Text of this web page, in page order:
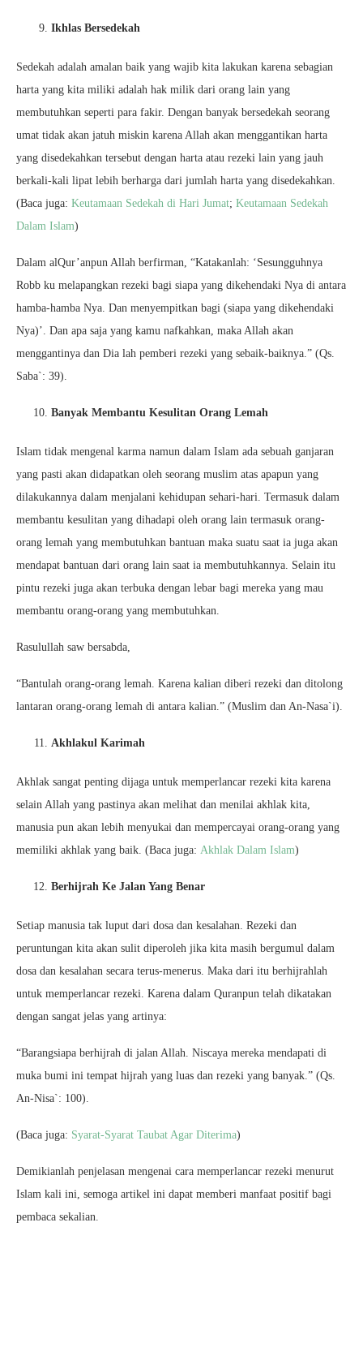
Ikhlas Bersedekah
Sedekah adalah amalan baik yang wajib kita lakukan karena sebagian
harta yang kita miliki adalah hak milik dari orang lain yang
membutuhkan seperti para fakir. Dengan banyak bersedekah seorang
umat tidak akan jatuh miskin karena Allah akan menggantikan harta
yang disedekahkan tersebut dengan harta atau rezeki lain yang jauh
berkali-kali lipat lebih berharga dari jumlah harta yang disedekahkan.
(Baca juga: Keutamaan Sedekah di Hari Jumat; Keutamaan Sedekah
Dalam Islam)
Dalam alQur’anpun Allah berfirman, “Katakanlah: ‘Sesungguhnya
Robb ku melapangkan rezeki bagi siapa yang dikehendaki Nya di antara
hamba-hamba Nya. Dan menyempitkan bagi (siapa yang dikehendaki
Nya)’. Dan apa saja yang kamu nafkahkan, maka Allah akan
menggantinya dan Dia lah pemberi rezeki yang sebaik-baiknya.” (Qs.
Saba`: 39).
Banyak Membantu Kesulitan Orang Lemah
Islam tidak mengenal karma namun dalam Islam ada sebuah ganjaran
yang pasti akan didapatkan oleh seorang muslim atas apapun yang
dilakukannya dalam menjalani kehidupan sehari-hari. Termasuk dalam
membantu kesulitan yang dihadapi oleh orang lain termasuk orang-
orang lemah yang membutuhkan bantuan maka suatu saat ia juga akan
mendapat bantuan dari orang lain saat ia membutuhkannya. Selain itu
pintu rezeki juga akan terbuka dengan lebar bagi mereka yang mau
membantu orang-orang yang membutuhkan.
Rasulullah saw bersabda,
“Bantulah orang-orang lemah. Karena kalian diberi rezeki dan ditolong
lantaran orang-orang lemah di antara kalian.” (Muslim dan An-Nasa`i).
Akhlakul Karimah
Akhlak sangat penting dijaga untuk memperlancar rezeki kita karena
selain Allah yang pastinya akan melihat dan menilai akhlak kita,
manusia pun akan lebih menyukai dan mempercayai orang-orang yang
memiliki akhlak yang baik. (Baca juga: Akhlak Dalam Islam)
Berhijrah Ke Jalan Yang Benar
Setiap manusia tak luput dari dosa dan kesalahan. Rezeki dan
peruntungan kita akan sulit diperoleh jika kita masih bergumul dalam
dosa dan kesalahan secara terus-menerus. Maka dari itu berhijrahlah
untuk memperlancar rezeki. Karena dalam Quranpun telah dikatakan
dengan sangat jelas yang artinya:
“Barangsiapa berhijrah di jalan Allah. Niscaya mereka mendapati di
muka bumi ini tempat hijrah yang luas dan rezeki yang banyak.” (Qs.
An-Nisa`: 100).
(Baca juga: Syarat-Syarat Taubat Agar Diterima)
Demikianlah penjelasan mengenai cara memperlancar rezeki menurut
Islam kali ini, semoga artikel ini dapat memberi manfaat positif bagi
pembaca sekalian.